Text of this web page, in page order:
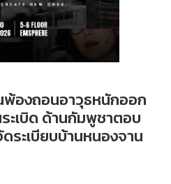
พ้องถอนอาวุธหนักออก
ะเบิด ด้านกัมพูชาตอบ
ระเบียบบ้านหนองจาน